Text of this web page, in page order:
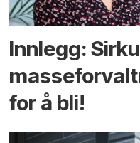
Innlegg:
for å bli!